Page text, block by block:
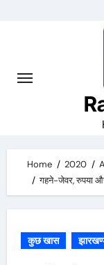
Home 2020
गहने-जेवर, रुपया
कुछ खास